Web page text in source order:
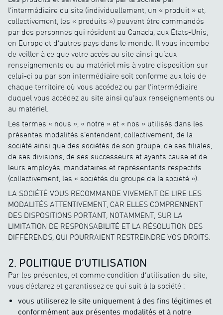
l’intermédiaire du site (individuellement, un « produit » et,
collectivement, les « produits ») peuvent être commandés
par des personnes qui résident au Canada, aux États-Unis,
en Europe et d’autres pays dans le monde. Il vous incombe
de veiller à ce que votre accès au site ainsi qu’aux
renseignements ou au matériel mis à votre disposition sur
celui-ci ou par son intermédiaire soit conforme aux lois de
chaque territoire où vous accédez ou par l’intermédiaire
duquel vous accédez au site ainsi qu’aux renseignements ou
au matériel.
Les termes « nous », « notre » et « nos » utilisés dans les
présentes modalités s’entendent, collectivement, de la
société ainsi que des sociétés de son groupe, de ses filiales,
de ses divisions, de ses successeurs et ayants cause et de
leurs employés, mandataires et représentants respectifs
(collectivement, les « sociétés du groupe de la société »).
LA SOCIÉTÉ VOUS RECOMMANDE VIVEMENT DE LIRE LES
MODALITÉS ATTENTIVEMENT, CAR ELLES COMPRENNENT
DES DISPOSITIONS PORTANT, NOTAMMENT, SUR LA
LIMITATION DE RESPONSABILITÉ ET LA RÉSOLUTION DES
DIFFÉRENDS, QUI POURRAIENT RESTREINDRE VOS DROITS.
2. POLITIQUE D’UTILISATION
Par les présentes, et comme condition d’utilisation du site,
vous déclarez et garantissez ce qui suit à la société :
vous utiliserez le site uniquement à des fins légitimes et
conformément aux présentes modalités et à notre